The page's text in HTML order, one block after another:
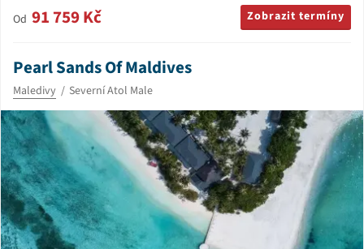
Od 91 759 Kč Zobrazit termíny
Pearl Sands Of Maldives
Maledivy Severní Atol Male